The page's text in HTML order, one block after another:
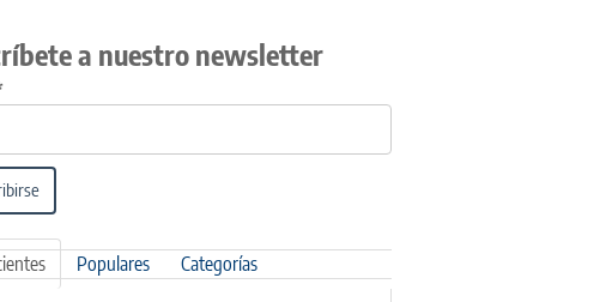
a nuestro newsletter
Populares Categorías